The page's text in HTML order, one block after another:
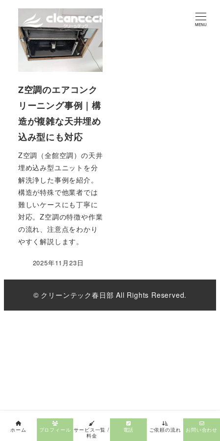
MENU
Z空調のエアコンク
リーニング事例｜構
造が複雑な天井埋め
込み型にも対応
Z空調（全館空調）の天井
埋め込み型ユニットを分
解洗浄した事例を紹介。
構造が特殊で他業者では
難しいケースにも丁寧に
対応。Z空調の特徴や作業
の流れ、注意点をわかり
やすく解説します。
2025年11月23日
© クリーンテック春日部 All Rights Reserved.
ホーム プロフィール サービス一覧 /
料金
電話 ご依頼の流れ お問い合わせ